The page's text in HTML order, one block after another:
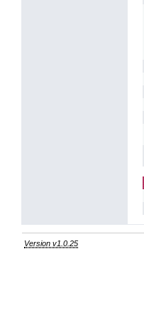
Version v1.0.25